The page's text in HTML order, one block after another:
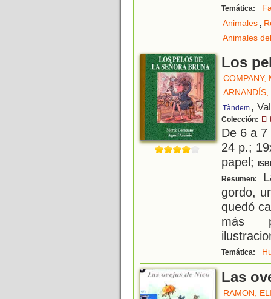
Temática:
Animales,
Animales
Los
COMPANY,
ARNANDÍS,
Tàndem ,
Colección: El
De 6 a
24 p.;
papel;
Resumen:
gordo,
quedó
más
Temática:
Las
RAMON,